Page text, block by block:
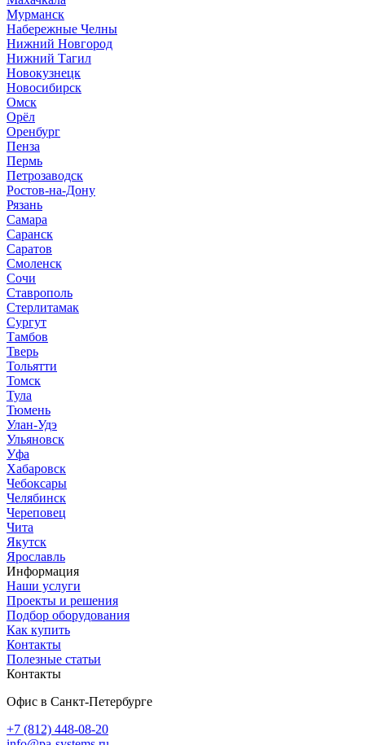
Мурманск
Набережные Челны
Нижний Новгород
Нижний Тагил
Новокузнецк
Новосибирск
Омск
Орёл
Оренбург
Пенза
Пермь
Петрозаводск
Ростов-на-Дону
Рязань
Самара
Саранск
Саратов
Смоленск
Сочи
Ставрополь
Стерлитамак
Сургут
Тамбов
Тверь
Тольятти
Томск
Тула
Тюмень
Улан-Удэ
Ульяновск
Уфа
Хабаровск
Чебоксары
Челябинск
Череповец
Чита
Якутск
Ярославль
Информация
Наши услуги
Проекты и решения
Подбор оборудования
Как купить
Контакты
Полезные статьи
Контакты
Офис в Санкт-Петербурге
+7 (812) 448-08-20